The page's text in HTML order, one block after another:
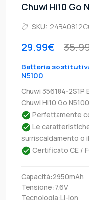
Chuwi Hi10 Go
SKU:
29.99€
Batteria
N5100
Chuwi 356184-2S1P
Chuwi Hi10 Go
Perfettamente
Le
surriscaldamento o
Certificato CE /
Capacità:2950mAh
Tensione:7.6V
Tecnologia:Li-ion